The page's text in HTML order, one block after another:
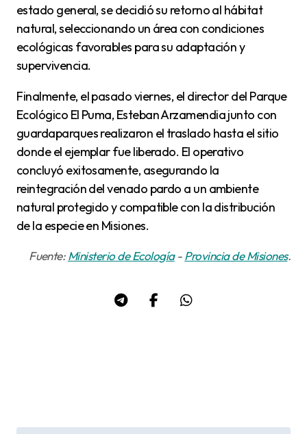
estado general, se decidió su retorno al hábitat
natural, seleccionando un área con condiciones
ecológicas favorables para su adaptación y
supervivencia.
Finalmente, el pasado viernes, el director del Parque
Ecológico El Puma, Esteban Arzamendia junto con
guardaparques realizaron el traslado hasta el sitio
donde el ejemplar fue liberado. El operativo
concluyó exitosamente, asegurando la
reintegración del venado pardo a un ambiente
natural protegido y compatible con la distribución
de la especie en Misiones.
Fuente:Ministerio de Ecología-Provincia de Misiones.